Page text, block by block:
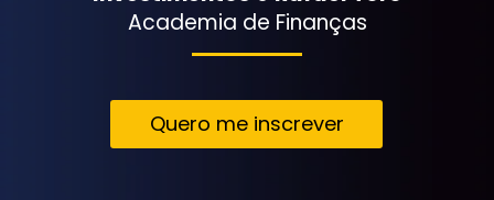
Academia de Finanças
Quero me inscrever